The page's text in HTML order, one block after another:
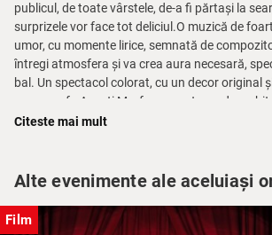
publicul, de toate vârstele, de-a fi părtași la
surprizele vor face tot deliciul.O muzică de
umor, cu momente lirice, semnată de
întregi atmosfera și va crea aura necesară,
bal. Un spectacol colorat, cu un decor original
scenografa Axenti Marfa, cu costume deosebit
purtând s
aprofundează gândul regizoral, de a aduce la
inventiv și modern.Balul nu ar fi posibil fără
trupă profesionistă, dezinvoltă, cu posibilități
scenică, cu talent și, nu în ultimul rând,
Citeste mai mult
Alte evenimente ale aceluiași
Film